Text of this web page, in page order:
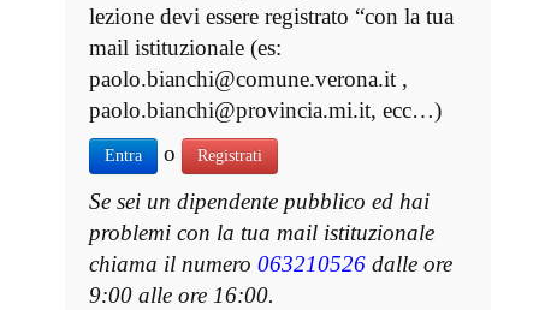
lezione devi essere registrato “con la tua
mail istituzionale (es:
paolo.bianchi@comune.verona.it ,
paolo.bianchi@provincia.mi.it, ecc…)
Entra o Registrati
Se sei un dipendente pubblico ed hai
problemi con la tua mail istituzionale
chiama il numero 063210526 dalle ore
9:00 alle ore 16:00.